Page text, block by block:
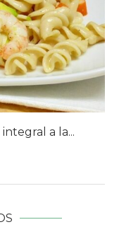
a la...